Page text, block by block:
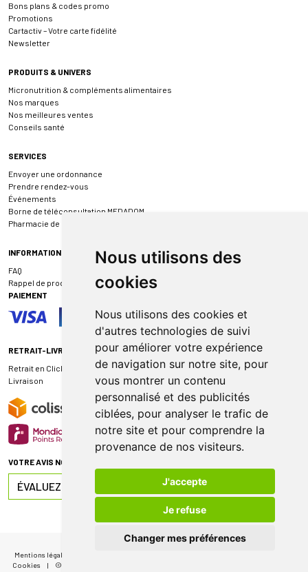
Nous utilisons des
cookies
Nous utilisons des cookies et
d'autres technologies de suivi
pour améliorer votre expérience
de navigation sur notre site, pour
vous montrer un contenu
personnalisé et des publicités
ciblées, pour analyser le trafic de
notre site et pour comprendre la
provenance de nos visiteurs.
J'accepte
Je refuse
Changer mes préférences
Bons plans & codes promo
Promotions
Cartactiv – Votre carte fidélité
Newsletter
PRODUITS & UNIVERS
Micronutrition & compléments alimentaires
Nos marques
Nos meilleures ventes
Conseils santé
SERVICES
Envoyer une ordonnance
Prendre rendez-vous
Événements
Borne de téléconsultation MEDADOM
Pharmacie de garde
INFORMATIONS
FAQ
Rappel de produit
PAIEMENT
RETRAIT-LIVRAISON
Retrait en Click & Collect
Livraison
VOTRE AVIS NOUS INTÉRESSE
ÉVALUEZ-NOUS SUR
Mentions légales
Cookies
| © 2026 Pharmacie de Sauternes